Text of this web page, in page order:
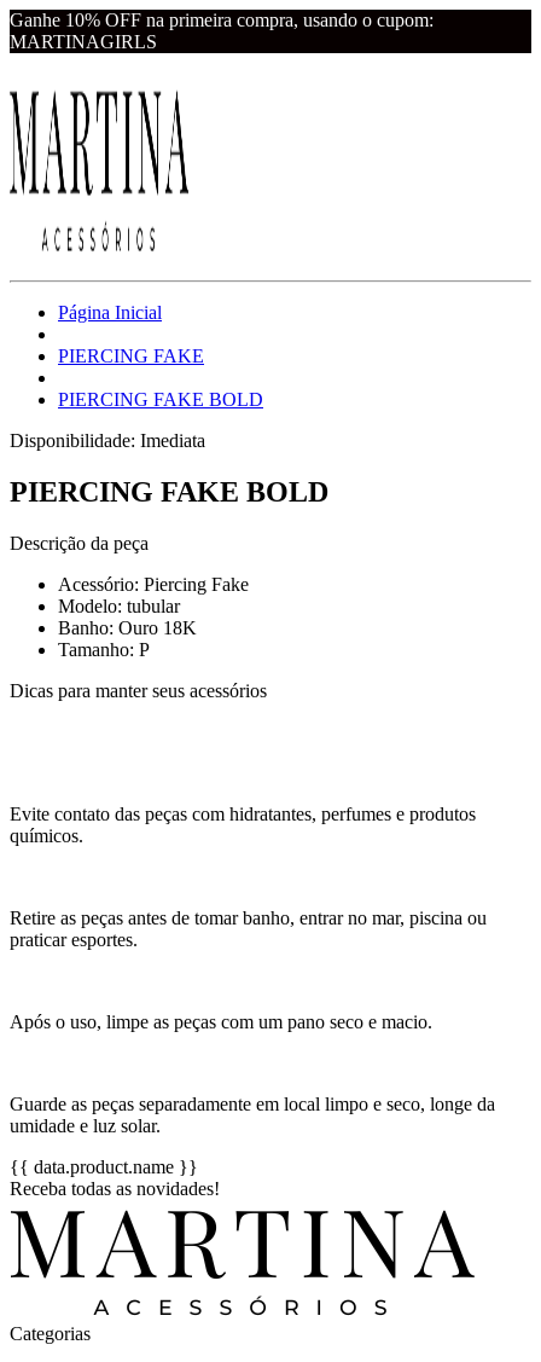
Ganhe 10% OFF na primeira compra, usando o cupom:
MARTINAGIRLS
Página Inicial
PIERCING FAKE
PIERCING FAKE BOLD
Disponibilidade: Imediata
PIERCING FAKE BOLD
Descrição da peça
Acessório: Piercing Fake
Modelo: tubular
Banho: Ouro 18K
Tamanho: P
Dicas para manter seus acessórios
Evite contato das peças com hidratantes, perfumes e produtos
químicos.
Retire as peças antes de tomar banho, entrar no mar, piscina ou
praticar esportes.
Após o uso, limpe as peças com um pano seco e macio.
Guarde as peças separadamente em local limpo e seco, longe da
umidade e luz solar.
{{ data.product.name }}
Receba todas as novidades!
Categorias